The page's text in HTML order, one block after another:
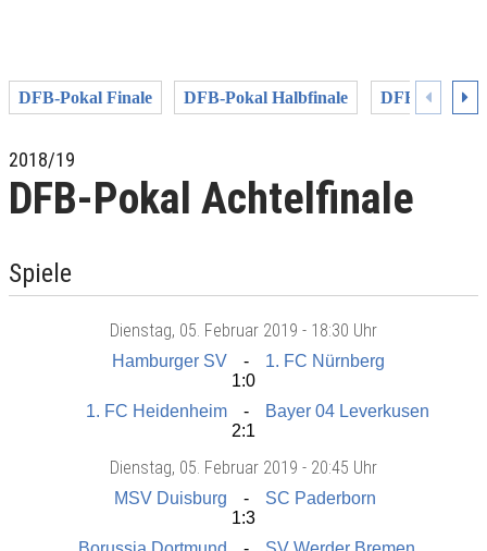
DFB-Pokal Finale DFB-Pokal Halbfinale DFB-Pokal
2018/19
DFB-Pokal Achtelfinale
Spiele
Dienstag, 05. Februar 2019 - 18:30 Uhr
Hamburger SV
1. FC Nürnberg
1:0
1. FC Heidenheim
Bayer 04 Leverkusen
2:1
Dienstag, 05. Februar 2019 - 20:45 Uhr
MSV Duisburg
SC Paderborn
1:3